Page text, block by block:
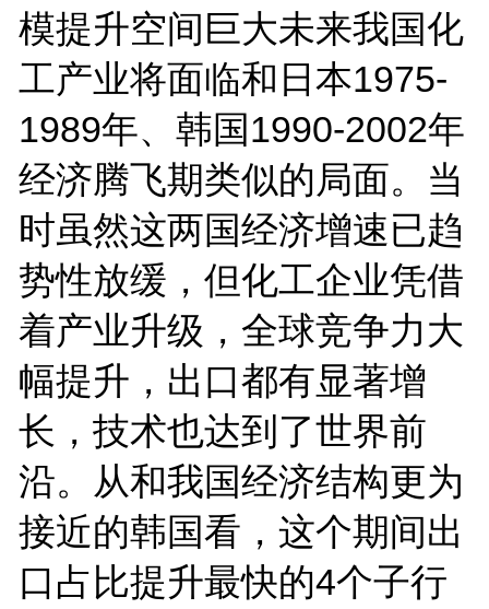
模提升空间巨大未来我国化
工产业将面临和日本1975-
1989年、韩国1990-2002年
经济腾飞期类似的局面。当
时虽然这两国经济增速已趋
势性放缓，但化工企业凭借
着产业升级，全球竞争力大
幅提升，出口都有显著增
长，技术也达到了世界前
沿。从和我国经济结构更为
接近的韩国看，这个期间出
口占比提升最快的4个子行